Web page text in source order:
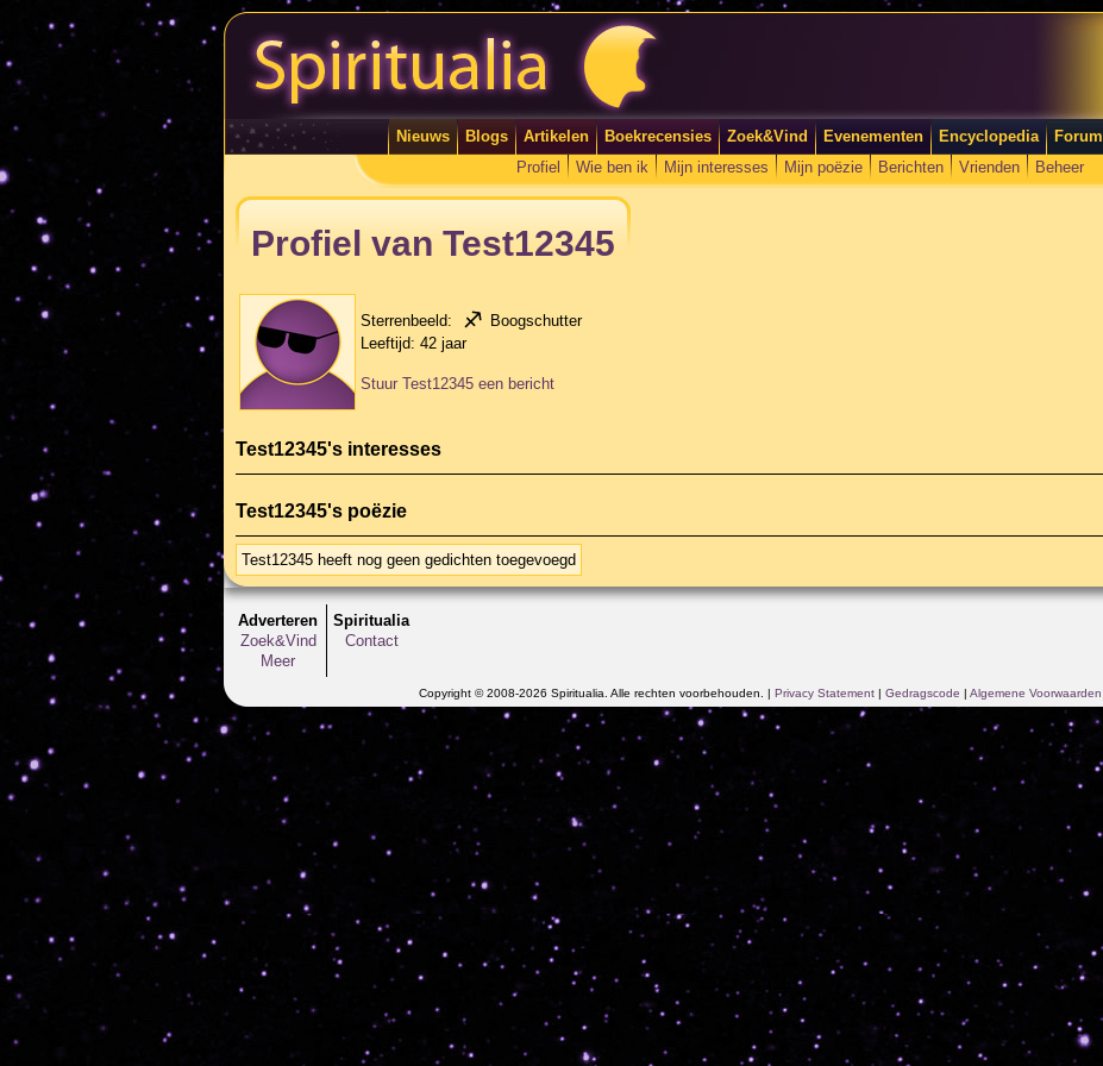
Nieuws Blogs Artikelen Boekrecensies Zoek&Vind Evenementen Encyclopedia Forum
Profiel
Wie ben ik Mijn interesses Mijn poëzie Berichten Vrienden Beheer
Profiel van Test12345
Sterrenbeeld:
Boogschutter
Leeftijd: 42 jaar
Stuur Test12345 een bericht
Test12345's interesses
Test12345's poëzie
Test12345 heeft nog geen gedichten toegevoegd
Adverteren
Zoek&Vind
Meer
Spiritualia
Contact
Copyright © 2008-2026 Spiritualia. Alle rechten voorbehouden. | Privacy Statement| Gedragscode | Algemene Voorwaarden